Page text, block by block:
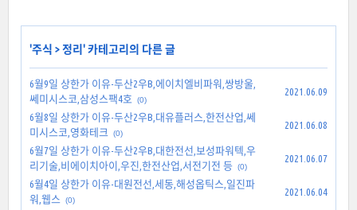
'주식 >정리 ' 카테고리의 다른 글
6월9일 상한가 이유-두산2우B,에이치엘비파워,쌍방울,
쎄미시스코,삼성스팩4호
(0)
2021.06.09
6월8일 상한가 이유-두산2우B,대유플러스,한전산업,쎄
미시스코,영화테크
(0)
2021.06.08
6월7일 상한가 이유-두산2우B,대한전선,보성파워텍,우
리기술,비에이치아이,우진,한전산업,서전기전 등 (0)
2021.06.07
6월4일 상한가 이유-대원전선,세동,해성옵틱스,일진파
워,웹스
(0)
2021.06.04